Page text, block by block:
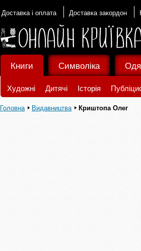
Доставка і оплата Доставка закордон
Книги
Художні Дитячі Історія
Символіка
Головна Видавництва Криштопа Олег